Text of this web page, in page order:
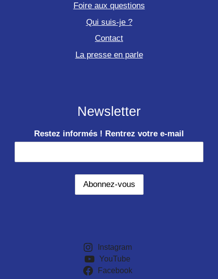
Foire aux questions
Qui suis-je ?
Contact
La presse en parle
Newsletter
Restez informés ! Rentrez votre e-mail
Instagram
YouTube
Facebook